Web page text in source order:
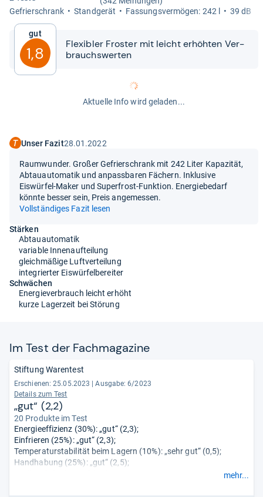
Gefrier­schrank
Stand­ge­rät Fas­sungs­ver­mö­gen: 242 l 39 dB
Gut
1,8
Fle­xibler Fros­ter mit leicht erhöh­ten Ver­
brauchs­wer­ten
Aktuelle Info wird geladen...
Unser Fazit28.01.2022
Raumwunder. Großer Gefrierschrank mit 242 Liter Kapazität,
Abtauautomatik und anpassbaren Fächern. Inklusive
Eiswürfel-Maker und Superfrost-Funktion. Energiebedarf
könnte besser sein, Preis angemessen.
Vollständiges Fazit lesen
Stärken
Abtauautomatik
variable Innenaufteilung
gleichmäßige Luftverteilung
integrierter Eiswürfelbereiter
Schwächen
Energieverbrauch leicht erhöht
kurze Lagerzeit bei Störung
Im Test der Fach­ma­ga­zine
Stiftung Warentest
Erschienen: 25.05.2023 | Ausgabe: 6/2023
Details zum Test
„gut“ (2,2)
20 Produkte im Test
Energieeffizienz (30%): „gut“ (2,3);
Einfrieren (25%): „gut“ (2,3);
Temperaturstabilität beim Lagern (10%): „sehr gut“ (0,5);
Handhabung (25%): „gut“ (2,5);
mehr...